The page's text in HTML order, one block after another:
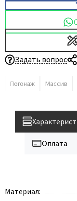
Задать вопрос
Погонаж Массив
Оплата
Материал: